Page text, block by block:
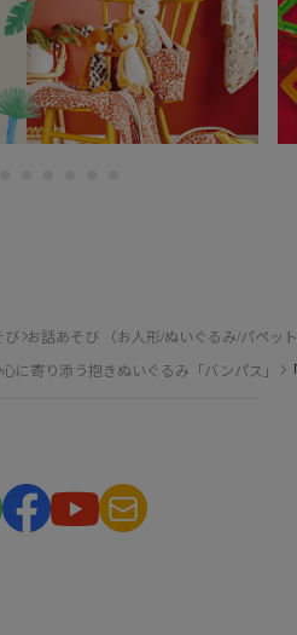
び お話あそび （お人形/ぬいぐるみ/パペッ
心に寄り添う抱きぬいぐるみ「バンパス」